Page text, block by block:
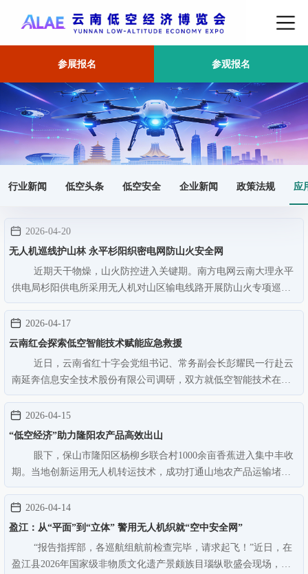
参展报名 参观报名
行业新闻 低空头条 低空安全 企业新闻 政策法规 应
首页 应用场景
2026-04-20
无人机巡线护山林 永平杉阳织密电网防山火安全网
近期天干物燥，山火防控进入关键期。南方电网云南大理永平
供电局杉阳供电所采用无人机对山区输电线路开展防山火专项巡
视，织密电网防山火“安全网”。工作人员熟练操控无人机，搭载高
清摄像头对线路通道进行全方位、立体化巡检，精准捕捉植被生
长、线路运行状态及易燃物分…
2026-04-17
云南红会探索低空智能技术赋能应急救援
近日，云南省红十字会党组书记、常务副会长彭耀民一行赴云
南延奔信息安全技术股份有限公司调研，双方就低空智能技术在应
急救援领域的应用达成合作共识，将合力提升应急救援能力，守护
群众生命健康。彭耀民（左一）等一行参观应急救援装备研发与应
用展示（4月14日摄）。 …
2026-04-15
“低空经济”助力隆阳农产品高效出山
眼下，保山市隆阳区杨柳乡联合村1000余亩香蕉进入集中丰收
期。当地创新运用无人机转运技术，成功打通山地农产品运输堵
点，带动村民稳步增收，推动香蕉产业实现转型升级。联合村地处
山高坡陡区域，传统人工搬运、车辆运输模式不仅成本高、效率
低，还易造成香蕉损耗，影响品…
2026-04-14
盈江：从“平面”到“立体” 警用无人机织就“空中安全网”
“报告指挥部，各巡航组航前检查完毕，请求起飞！”近日，在
盈江县2026年国家级非物质文化遗产景颇族目瑙纵歌盛会现场，数